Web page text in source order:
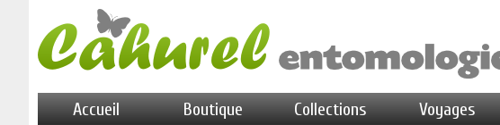
Accueil Boutique Collections Voyages